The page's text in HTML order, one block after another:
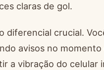
claras de gol.
diferencial crucial.
avisos no
a vibração do